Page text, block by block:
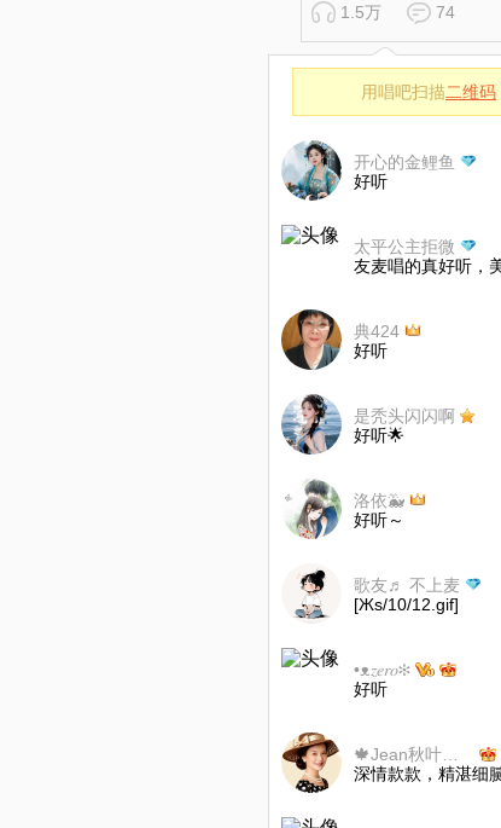
1.5万 74
用唱吧扫描二维码
开心的金鲤鱼
好听
太平公主拒微
友麦唱的真好听，
典424
好听
是秃头闪闪啊
好听🌟
洛依🐳
好听～
歌友♬ 不上麦
[Жs/10/12.gif]
•ᴥ𝑧𝑒𝑟𝑜✻
好听
深情款款，精湛细